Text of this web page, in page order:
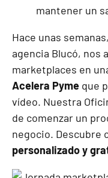
mantener un
Hace unas
agencia Blucó, nos
marketplaces en
Acelera Pyme que
vídeo. Nuestra
de comenzar un
negocio. Descubre
personalizado y